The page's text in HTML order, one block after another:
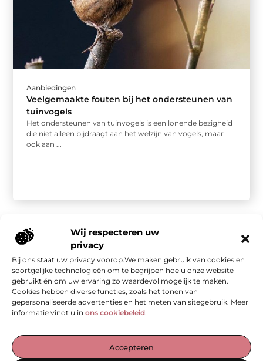
Wij respecteren uw
privacy
Bij ons staat uw privacy voorop.We maken gebruik van cookies en
soortgelijke technologieën om te begrijpen hoe u onze website
gebruikt én om uw ervaring zo waardevol mogelijk te maken.
Cookies hebben diverse functies, zoals het tonen van
gepersonaliseerde advertenties en het meten van sitegebruik. Meer
informatie vindt u in ons cookiebeleid.
Accepteren
Aanbiedingen
Veelgemaakte fouten bij het ondersteunen van
tuinvogels
Het ondersteunen van tuinvogels is een lonende bezigheid
die niet alleen bijdraagt aan het welzijn van vogels, maar
ook aan ...
De Verzamelplaats voor Blogs en Inzichten
Onze informatie